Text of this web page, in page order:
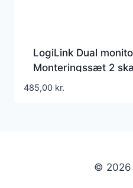
LogiLink Dual
Monteringssæt 2
BP0041
485,00 kr.
© 2026